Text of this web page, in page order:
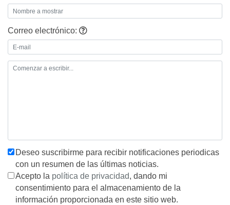
Correo electrónico:
Deseo suscribirme para recibir notificaciones periodicas
con un resumen de las últimas noticias.
Acepto la política de privacidad, dando mi
consentimiento para el almacenamiento de la
información proporcionada en este sitio web.